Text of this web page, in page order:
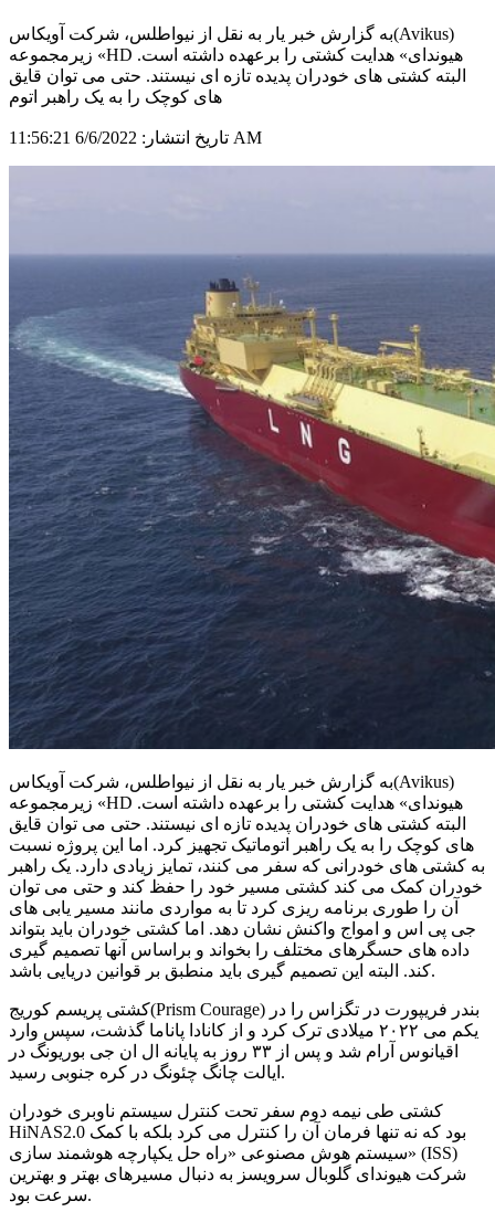
به گزارش خبر یار به نقل از نیواطلس، شرکت آویکاس(Avikus)
زیرمجموعه «HD هیوندای» هدایت کشتی را برعهده داشته است.
البته کشتی های خودران پدیده تازه ای نیستند. حتی می توان قایق
های کوچک را به یک راهبر اتوم
تاریخ انتشار: 6/6/2022 11:56:21 AM
به گزارش خبر یار به نقل از نیواطلس، شرکت آویکاس(Avikus)
زیرمجموعه «HD هیوندای» هدایت کشتی را برعهده داشته است.
البته کشتی های خودران پدیده تازه ای نیستند. حتی می توان قایق
های کوچک را به یک راهبر اتوماتیک تجهیز کرد. اما این پروژه نسبت
به کشتی های خودرانی که سفر می کنند، تمایز زیادی دارد. یک راهبر
خودران کمک می کند کشتی مسیر خود را حفظ کند و حتی می توان
آن را طوری برنامه ریزی کرد تا به مواردی مانند مسیر یابی های
جی پی اس و امواج واکنش نشان دهد. اما کشتی خودران باید بتواند
داده های حسگرهای مختلف را بخواند و براساس آنها تصمیم گیری
کند. البته این تصمیم گیری باید منطبق بر قوانین دریایی باشد.
کشتی پریسم کوریج(Prism Courage) بندر فریپورت در تگزاس را در
یکم می ۲۰۲۲ میلادی ترک کرد و از کانادا پاناما گذشت، سپس وارد
اقیانوس آرام شد و پس از ۳۳ روز به پایانه ال ان جی بوریونگ در
ایالت چانگ چئونگ در کره جنوبی رسید.
کشتی طی نیمه دوم سفر تحت کنترل سیستم ناوبری خودران
HiNAS2.0 بود که نه تنها فرمان آن را کنترل می کرد بلکه با کمک
سیستم هوش مصنوعی «راه حل یکپارچه هوشمند سازی» (ISS)
شرکت هیوندای گلوبال سرویسز به دنبال مسیرهای بهتر و بهترین
سرعت بود.